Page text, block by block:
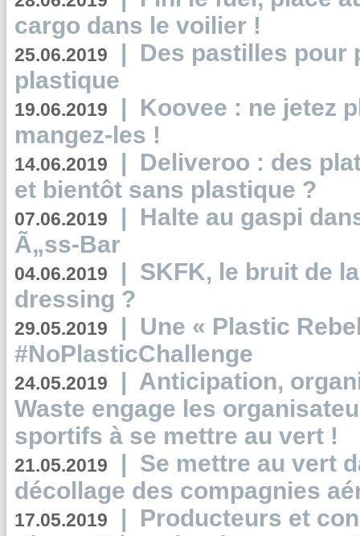
cargo dans le voilier !
25.06.2019 | Des pastilles pour
plastique
19.06.2019 | Koovee : ne jetez
mangez-les !
14.06.2019 | Deliveroo : des
et bientôt sans plastique ?
07.06.2019 | Halte au gaspi
Ã„ss-Bar
04.06.2019 | SKFK, le bruit de
dressing ?
29.05.2019 | Une « Plastic
#NoPlasticChallenge
24.05.2019 | Anticipation,
Waste engage les
sportifs à se mettre au vert !
21.05.2019 | Se mettre au vert
décollage des compagnies
17.05.2019 | Producteurs et